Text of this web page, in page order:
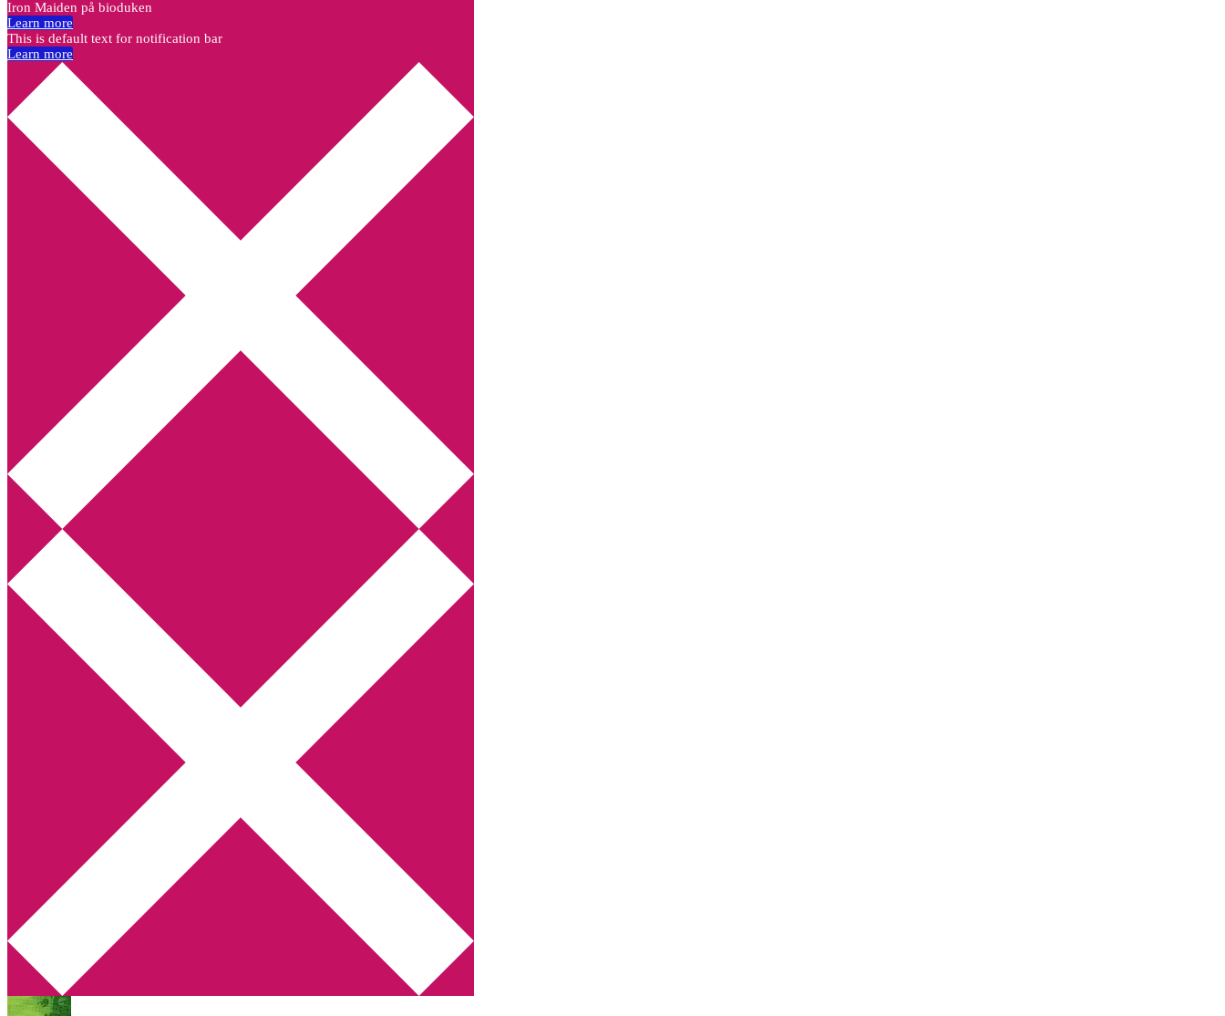
Annikas litteratur- och kulturblogg
Deckare, kriminalromaner, thrillers
Hem
Boktolva
Författarfemman
Kontakt
Webbshop Amazon
Utskriftscentralen
Min tv-blogg
You are here:Home Archives for sydafrikansk författare
Första besvikelsen av Deon Meyer [Recension]
2012-05-20 Annika
Iron Maiden på bioduken
Learn more
This is default text for notification bar
Learn more